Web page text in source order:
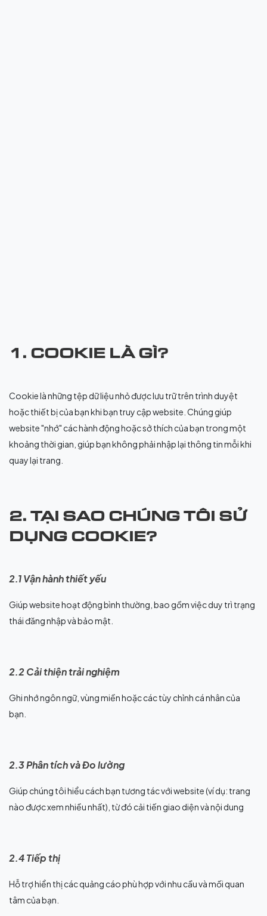
1. COOKIE LÀ GÌ?
Cookie là những tệp dữ liệu nhỏ được lưu trữ trên trình duyệt
hoặc thiết bị của bạn khi bạn truy cập website. Chúng giúp
website "nhớ" các hành động hoặc sở thích của bạn trong một
khoảng thời gian, giúp bạn không phải nhập lại thông tin mỗi khi
quay lại trang.
2. TẠI SAO CHÚNG TÔI SỬ
DỤNG COOKIE?
2.1 Vận hành thiết yếu
Giúp website hoạt động bình thường, bao gồm việc duy trì trạng
thái đăng nhập và bảo mật.
2.2 Cải thiện trải nghiệm
Ghi nhớ ngôn ngữ, vùng miền hoặc các tùy chỉnh cá nhân của
bạn.
2.3 Phân tích và Đo lường
Giúp chúng tôi hiểu cách bạn tương tác với website (ví dụ: trang
nào được xem nhiều nhất), từ đó cải tiến giao diện và nội dung
2.4 Tiếp thị
Hỗ trợ hiển thị các quảng cáo phù hợp với nhu cầu và mối quan
tâm của bạn.